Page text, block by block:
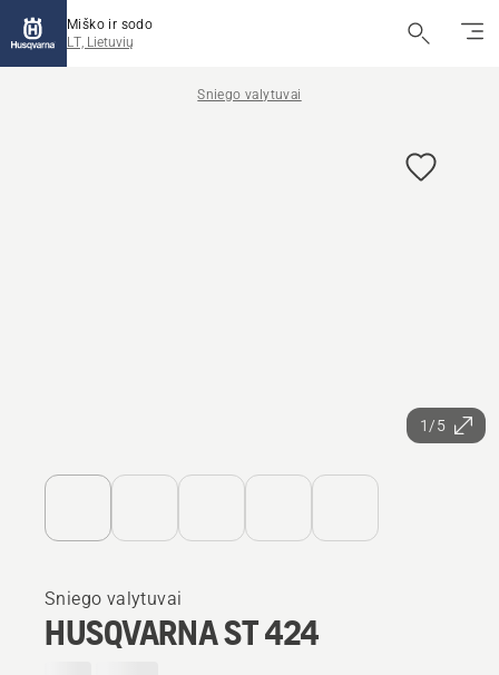
Miško ir sodo
LT, Lietuvių
Sniego valytuvai
1/5
Sniego valytuvai
HUSQVARNA ST 424